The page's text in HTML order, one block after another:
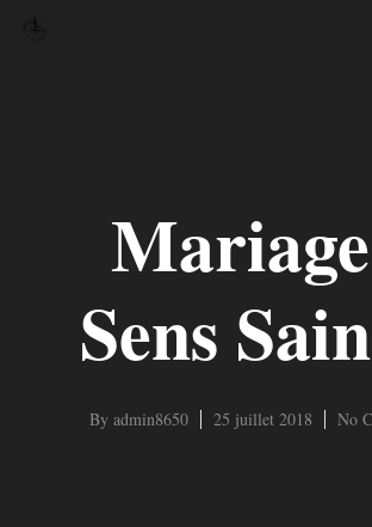
Sens
By admin8650 25 juillet 2018 No